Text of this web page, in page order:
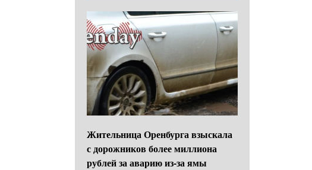
Жительница Оренбурга взыскала
с дорожников более миллиона
рублей за аварию из-за ямы